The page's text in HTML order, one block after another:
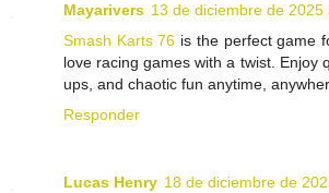
Mayarivers 13 de diciembre de 2025
Smash Karts 76 is the perfect game
love racing games with a twist. Enjoy
ups, and chaotic fun anytime,
Responder
Lucas Henry 18 de diciembre de